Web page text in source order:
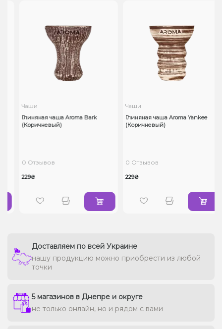
Чаши
Глиняная чаша Aroma Bark
(Коричневый)
0 Отзывов
229₴
Чаши
Глиняная чаша Aroma Yankee
(Коричневый)
0 Отзывов
229₴
Доставляем по всей Украине
нашу продукцию можно приобрести из любой
точки
5 магазинов в Днепре и округе
не только онлайн, но и рядом с вами